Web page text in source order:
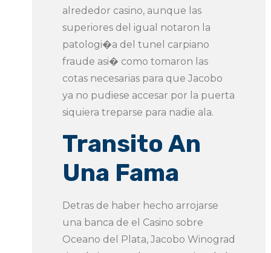
alrededor casino, aunque las
superiores del igual notaron la
patologi�a del tunel carpiano
fraude asi� como tomaron las
cotas necesarias para que Jacobo
ya no pudiese accesar por la puerta
siquiera treparse para nadie ala.
Transito An
Una Fama
Detras de haber hecho arrojarse
una banca de el Casino sobre
Oceano del Plata, Jacobo Winograd